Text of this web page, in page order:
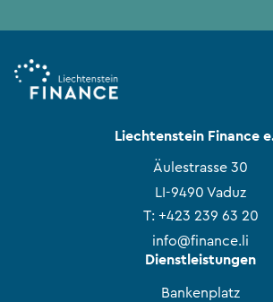
Liechtenstein Finance
Äulestrasse 30
LI-9490 Vaduz
T: +423 239 63 20
info@finance.li
Dienstleistungen
Bankenplatz